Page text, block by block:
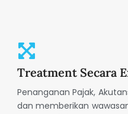
Treatment Secara
Penanganan Pajak,
dan memberikan